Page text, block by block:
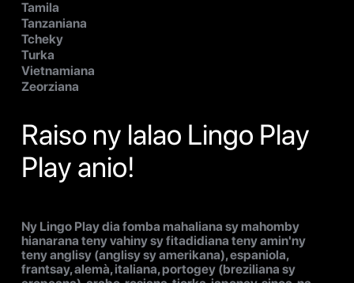
Tamila
Tanzaniana
Tcheky
Turka
Vietnamiana
Zeorziana
Raiso ny lalao Lingo Play
Play anio!
Ny Lingo Play dia fomba mahaliana sy mahomby
hianarana teny vahiny sy fitadidiana teny amin'ny
teny anglisy (anglisy sy amerikana), espaniola,
frantsay, alemà, italiana, portogey (breziliana sy